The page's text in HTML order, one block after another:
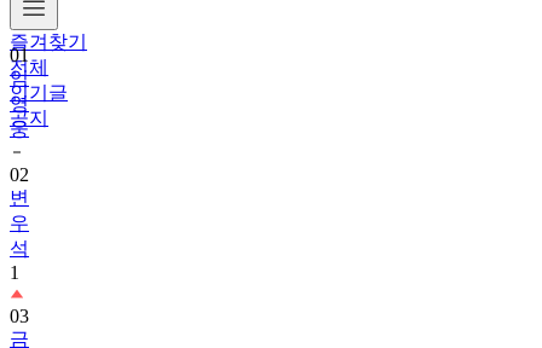
즐겨찾기
전체
인기글
공지
01
임
영
웅
02
변
우
석
1
03
금